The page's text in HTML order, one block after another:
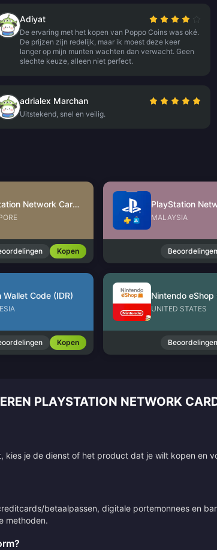
Adiyat
De ervaring met het kopen van Poppo Coins was oké.
De prijzen zijn redelijk, maar ik moest deze keer
langer op mijn munten wachten dan verwacht. Geen
slechte keuze, alleen niet perfect.
adrialex Marchan
Uitstekend, snel en veilig.
PlayStation Network Card (SG)
Kopen
MALAYSIA
Beoordelingen
Wallet Code (IDR)
Kopen
UNITED STATES
Beoordelingen
PLAYSTATION NETWORK
kies je de dienst of het product dat je wilt kopen en
betaalpassen, digitale portemonnees en
methoden.